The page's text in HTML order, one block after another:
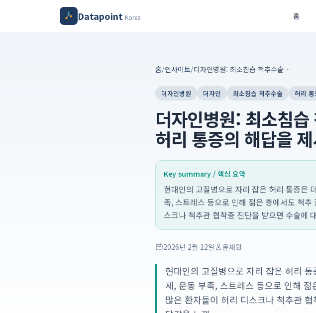
Datapoint Korea 홈
홈/인사이트/ 더자인병원: 최소침습 척추수술과 비수술 치료로 허리 통증의 해답을 제시하다
더자인병원 더자인 최소침습 척추수술 허리
더자인병원: 최소침
허리 통증의 해답을
Key summary / 핵심 요약
현대인의 고질병으로 자리 잡은 허리 통증은
족, 스트레스 등으로 인해 젊은 층에서도 척
스크나 척추관 협착증 진단을 받으면 수술에
2026년 2월 12일 윤재원
현대인의 고질병으로 자리 잡은 허리
세, 운동 부족, 스트레스 등으로 인해
많은 환자들이 허리 디스크나 척추관